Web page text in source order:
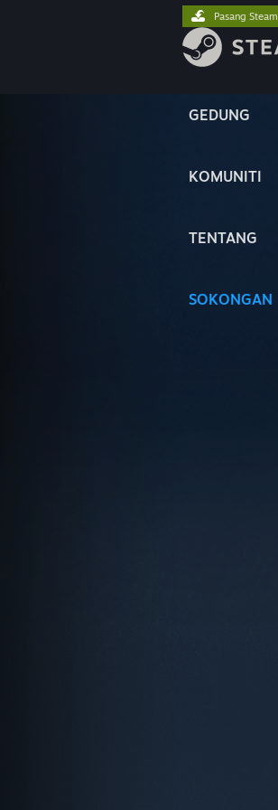
GEDUNG
KOMUNITI
TENTANG
SOKONGAN
Pasang Steam